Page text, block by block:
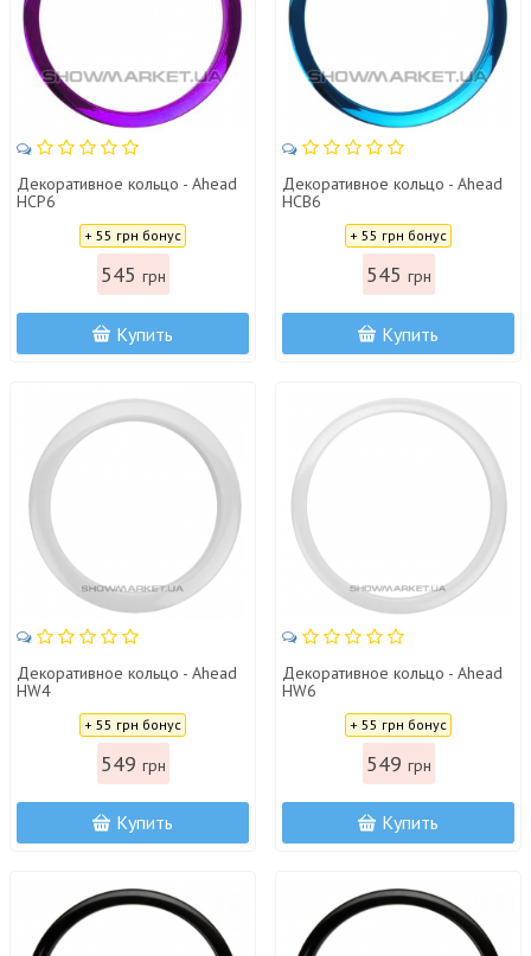
Декоративное кольцо - Ahead
HCP6
+ 55 грн бонус
545 грн
Купить
Декоративное кольцо - Ahead
HCB6
+ 55 грн бонус
545 грн
Купить
Декоративное кольцо - Ahead
HW4
+ 55 грн бонус
549 грн
Купить
Декоративное кольцо - Ahead
HW6
+ 55 грн бонус
549 грн
Купить